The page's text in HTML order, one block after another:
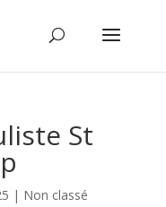
St
| Non classé